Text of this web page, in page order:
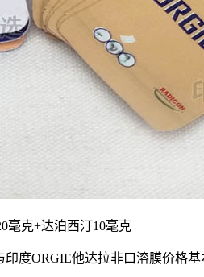
毫克+达泊西汀10毫克
度ORGIE他达拉非口溶膜价格